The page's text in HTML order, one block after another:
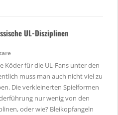
UL-Disziplinen
Köder für die UL-Fans unter den
muss man auch nicht viel zu
Die verkleinerten Spielformen
nur wenig von den
oder wie? Bleikopfangeln